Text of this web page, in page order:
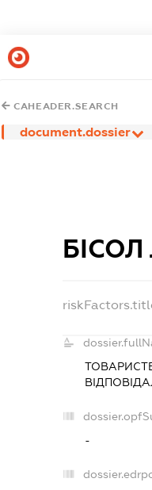
CAHEADER.SEARCH
document.dossier
-